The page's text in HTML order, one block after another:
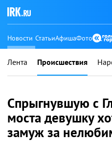
Новости СтатьиАфишаФото
Лента Происшествия
Спрыгнувшую с
моста девушку
замуж за